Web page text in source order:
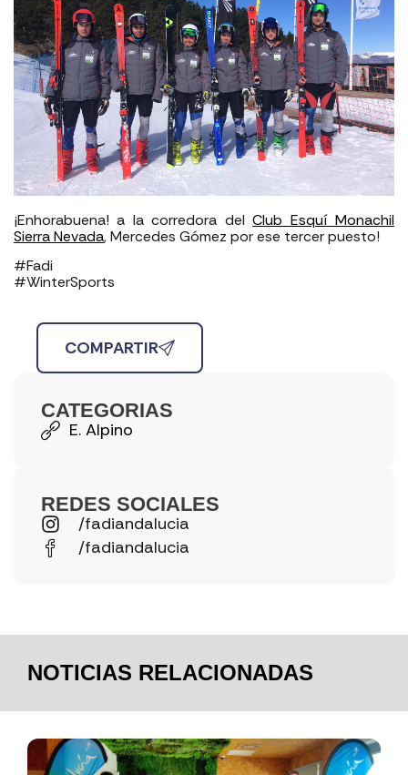
¡Enhorabuena! a la corredora delClub Esquí Monachil
Sierra Nevada, Mercedes Gómez por ese tercer puesto!
#Fadi
#WinterSports
COMPARTIR
CATEGORIAS
E. Alpino
REDES SOCIALES
/fadiandalucia
/fadiandalucia
NOTICIAS RELACIONADAS